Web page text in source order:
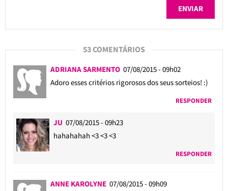
53 COMENTÁRIOS
ADRIANA SARMENTO 07/08/2015 - 09h02
Adoro esses critérios rigorosos dos seus sorteios! :)
RESPONDER
JU 07/08/2015 - 09h23
hahahahah <3 <3 <3
RESPONDER
ANNE KAROLYNE 07/08/2015 - 09h09